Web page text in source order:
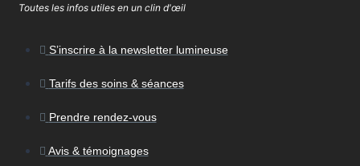
Toutes les infos utiles en un clin d'œil
S’inscrire à la newsletter lumineuse
Tarifs des soins & séances
Prendre rendez-vous
Avis & témoignages